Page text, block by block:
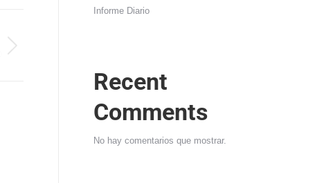
Informe Diario
Recent
Comments
No hay comentarios que mostrar.